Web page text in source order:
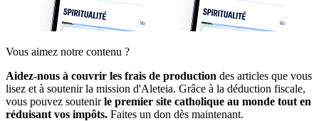
Vous aimez notre contenu ?
Aidez-nous à couvrir les frais de production des articles que vous
lisez et à soutenir la mission d'Aleteia. Grâce à la déduction fiscale,
vous pouvez soutenirle premier site catholique au monde tout en
réduisant vos impôts. Faites un don dès maintenant.